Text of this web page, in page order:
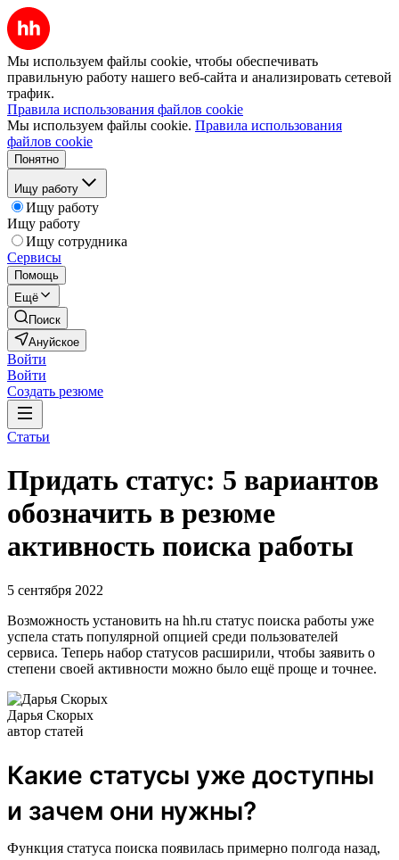
Мы используем файлы cookie, чтобы обеспечивать
правильную работу нашего веб-сайта и анализировать сетевой
трафик.
Правила использования файлов cookie
Мы используем файлы cookie. Правила использования
файлов cookie
Понятно
Ищу работу
Ищу работу
Ищу работу
Ищу сотрудника
Сервисы
Помощь
Ещё
Поиск
Ануйское
Войти
Войти
Создать резюме
Статьи
Придать статус: 5 вариантов
обозначить в резюме
активность поиска работы
5 сентября 2022
Возможность установить на hh.ru статус поиска работы уже
успела стать популярной опцией среди пользователей
сервиса. Теперь набор статусов расширили, чтобы заявить о
степени своей активности можно было ещё проще и точнее.
Дарья Скорых
автор статей
Какие статусы уже доступны
и зачем они нужны?
Функция статуса поиска появилась примерно полгода назад,